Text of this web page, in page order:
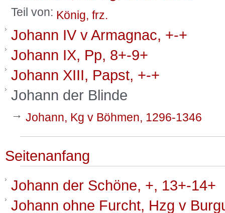
Teil von: König, frz.
Johann IV v Armagnac, +-+
Johann IX, Pp, 8+-9+
Johann XIII, Papst, +-+
Johann der Blinde
→ Johann, Kg v Böhmen, 1296-1346
Seitenanfang
Johann der Schöne, +, 13+-14+
Johann ohne Furcht, Hzg v